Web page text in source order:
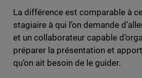
La différence est comparable à
stagiaire à qui l’on demande
et un collaborateur capable
préparer la présentation et
qu’on ait besoin de le guider.